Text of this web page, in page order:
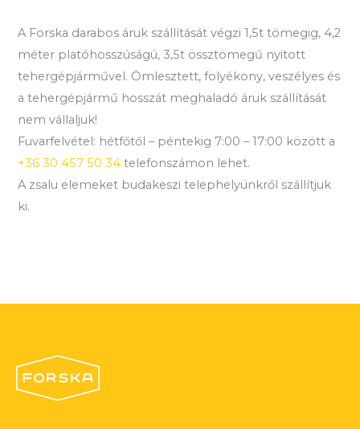
A Forska darabos áruk szállítását végzi 1,5t tömegig, 4,2
méter platóhosszúságú, 3,5t össztömegű nyitott
tehergépjárművel. Ömlesztett, folyékony, veszélyes és
a tehergépjármű hosszát meghaladó áruk szállítását
nem vállaljuk!
Fuvarfelvétel: hétfőtől – péntekig 7:00 – 17:00 között a
+36 30 457 50 34 telefonszámon lehet.
A zsalu elemeket budakeszi telephelyünkről szállítjuk
ki.